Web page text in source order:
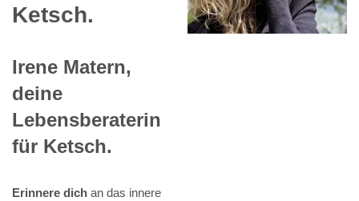
Ketsch.
Irene Matern,
deine
Lebensberaterin
für Ketsch.
Erinnere dich an das innere